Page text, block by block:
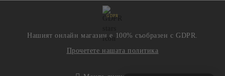
GDPR
Нашият онлайн магазин е 100% съобразен с GDPR.
Прочетете нашата политика